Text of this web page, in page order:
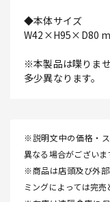
◆本体サイズ
W42×H95×D80
※本製品は喋りま
多少異なります。
※説明文中の価格・
異なる場合がございま
※商品は店頭及び外
ミングによっては完売